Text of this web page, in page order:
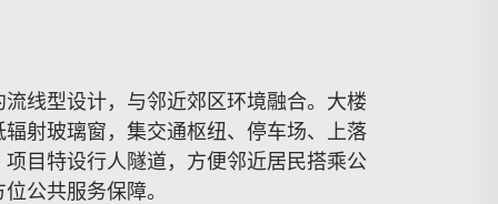
线型设计，与邻近郊区环境融合。大楼
射玻璃窗，集交通枢纽、停车场、上落
目特设行人隧道，方便邻近居民搭乘公
公共服务保障。